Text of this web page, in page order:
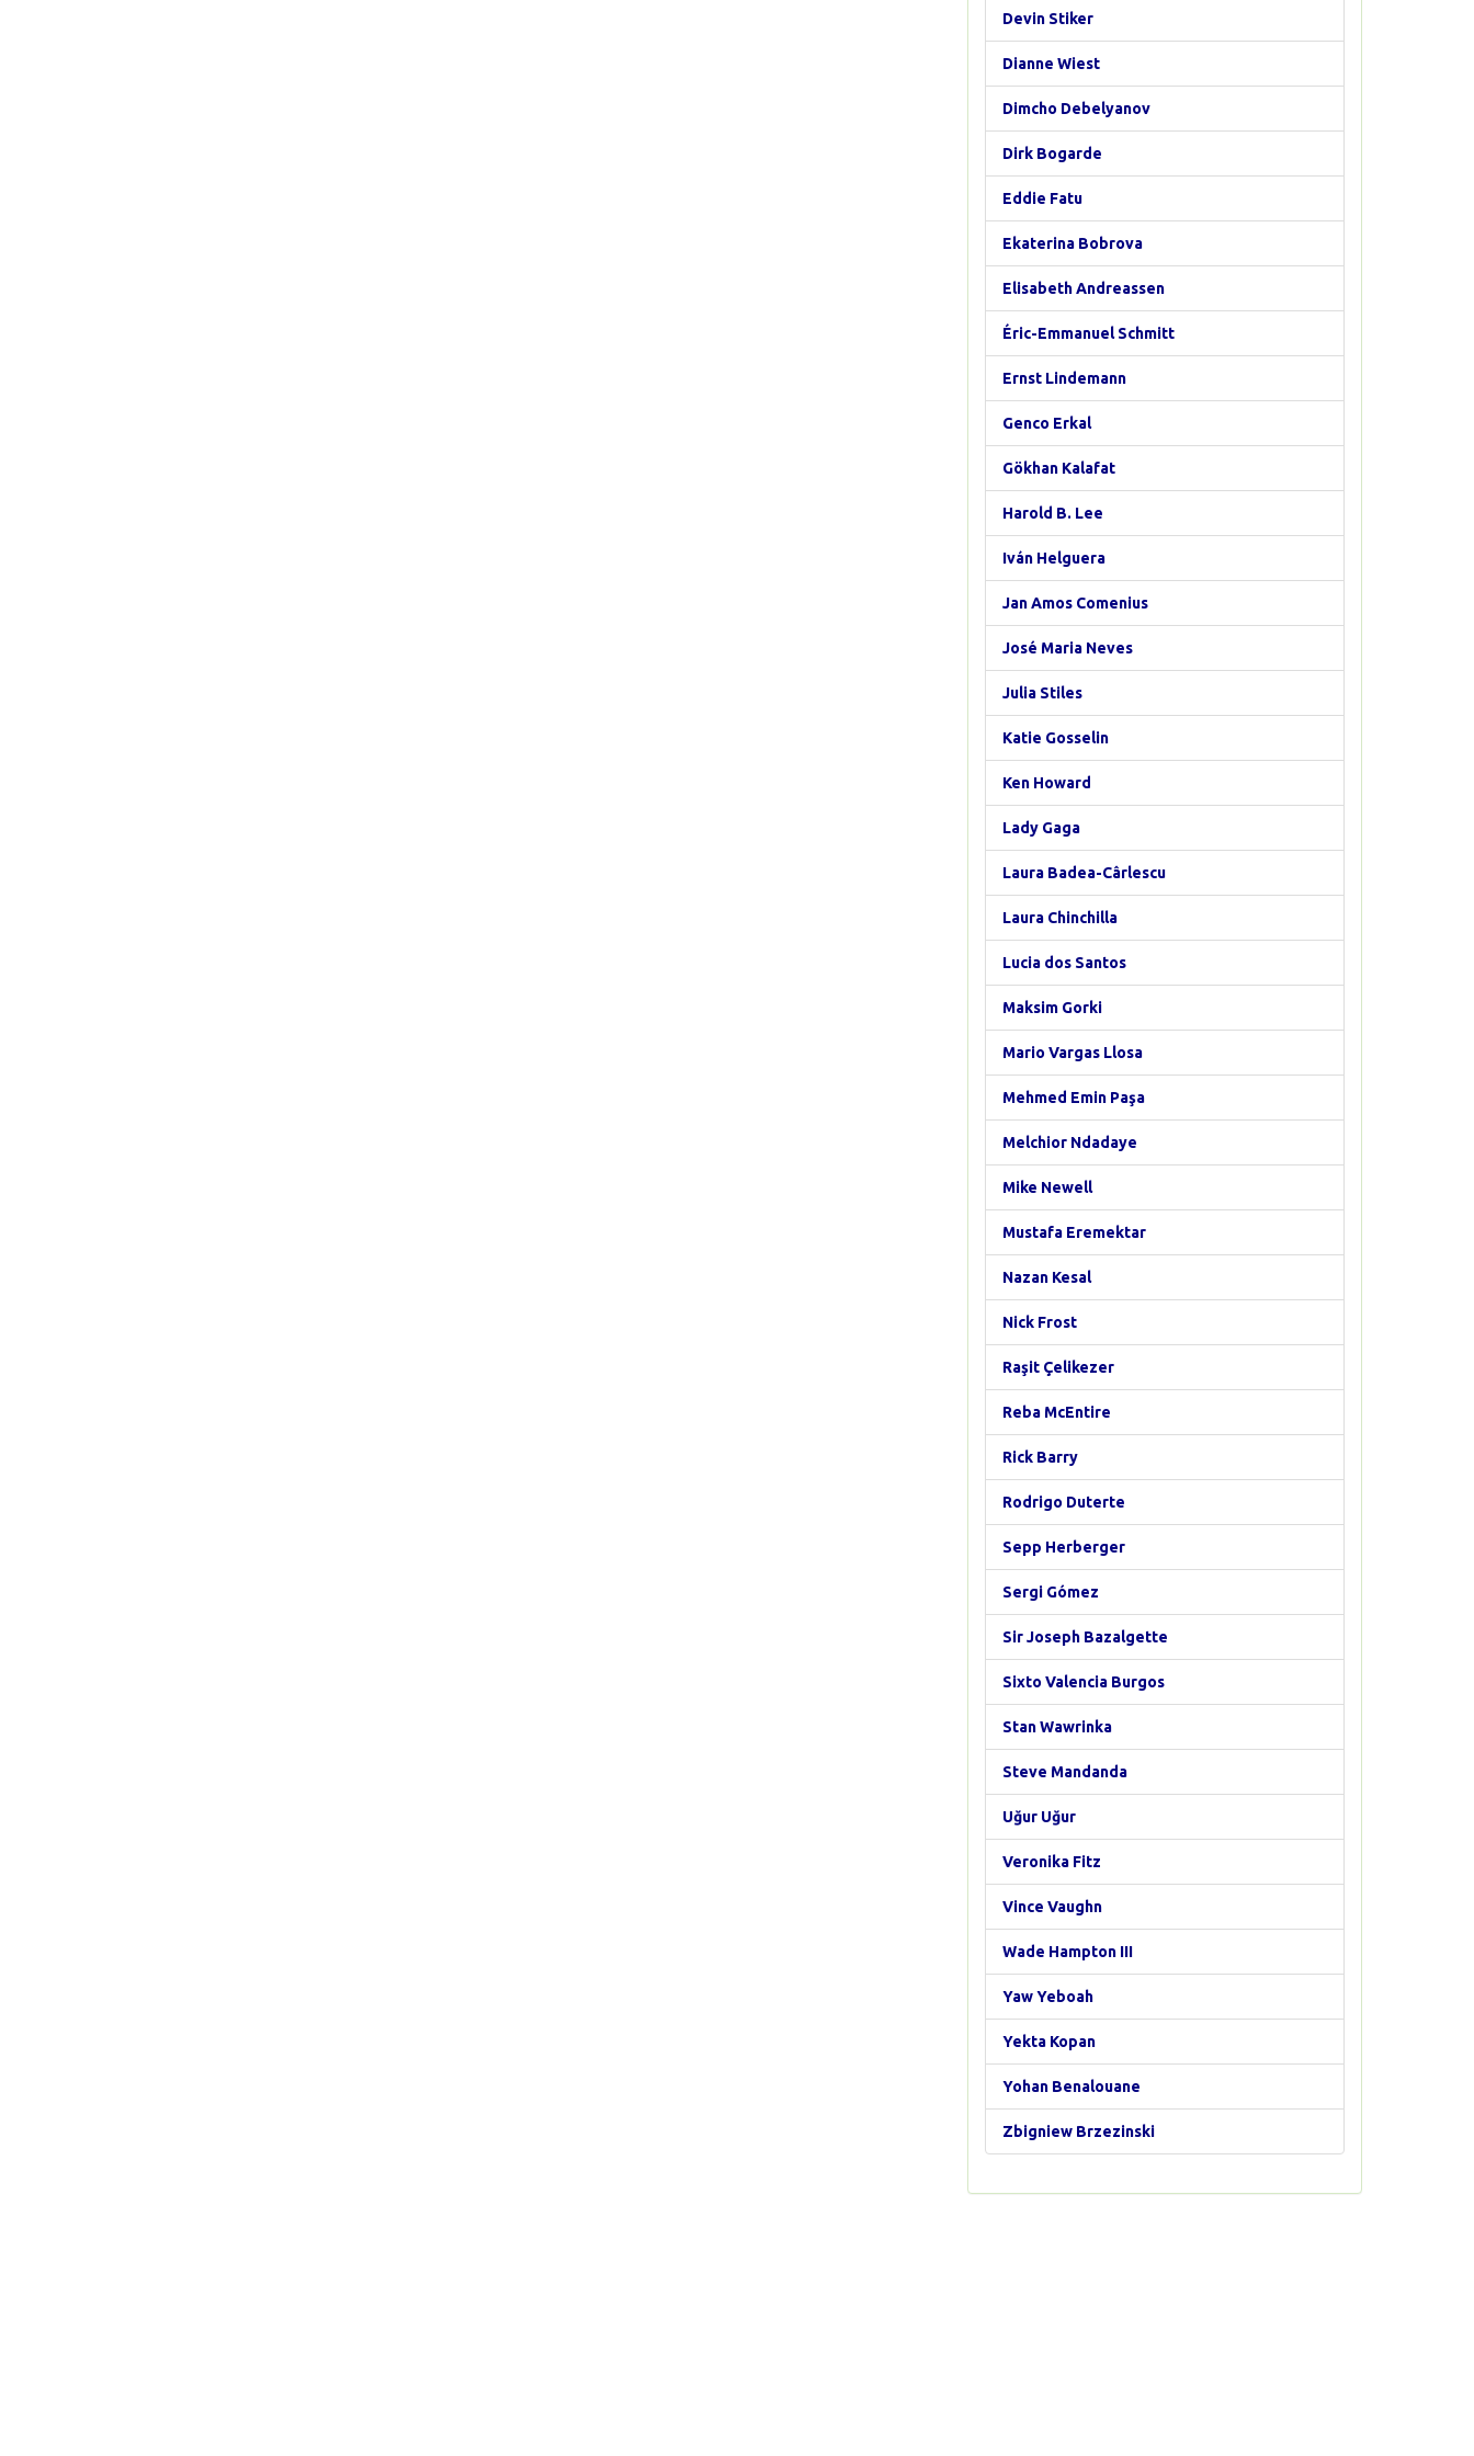
Devin Stiker
Dianne Wiest
Dimcho Debelyanov
Dirk Bogarde
Eddie Fatu
Ekaterina Bobrova
Elisabeth Andreassen
Éric-Emmanuel Schmitt
Ernst Lindemann
Genco Erkal
Gökhan Kalafat
Harold B. Lee
Iván Helguera
Jan Amos Comenius
José Maria Neves
Julia Stiles
Katie Gosselin
Ken Howard
Lady Gaga
Laura Badea-Cârlescu
Laura Chinchilla
Lucia dos Santos
Maksim Gorki
Mario Vargas Llosa
Mehmed Emin Paşa
Melchior Ndadaye
Mike Newell
Mustafa Eremektar
Nazan Kesal
Nick Frost
Raşit Çelikezer
Reba McEntire
Rick Barry
Rodrigo Duterte
Sepp Herberger
Sergi Gómez
Sir Joseph Bazalgette
Sixto Valencia Burgos
Stan Wawrinka
Steve Mandanda
Uğur Uğur
Veronika Fitz
Vince Vaughn
Wade Hampton III
Yaw Yeboah
Yekta Kopan
Yohan Benalouane
Zbigniew Brzezinski